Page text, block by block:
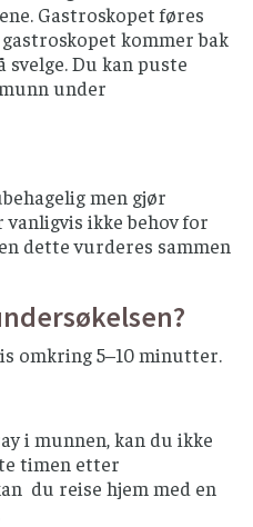
Gastroskopet føres
kommer bak
svelge. Du kan puste
under
men gjør
ikke behov for
dette vurderes sammen
omkring 5–10 minutter.
i munnen, kan du ikke
timen etter
du reise hjem med en